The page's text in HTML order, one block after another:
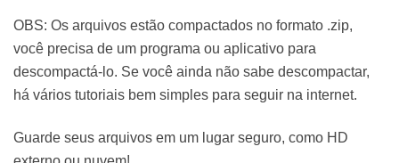
OBS: Os arquivos estão compactados no formato .zip,
você precisa de um programa ou aplicativo para
descompactá-lo. Se você ainda não sabe descompactar,
há vários tutoriais bem simples para seguir na internet.
Guarde seus arquivos em um lugar seguro, como HD